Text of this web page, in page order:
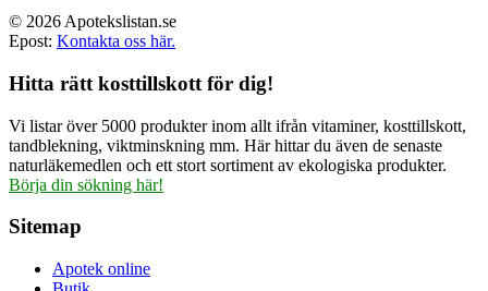
© 2026 Apotekslistan.se
Epost: Kontakta oss här.
Hitta rätt kosttillskott för dig!
Vi listar över 5000 produkter inom allt ifrån vitaminer, kosttillskott,
tandblekning, viktminskning mm. Här hittar du även de senaste
naturläkemedlen och ett stort sortiment av ekologiska produkter.
Börja din sökning här!
Sitemap
Apotek online